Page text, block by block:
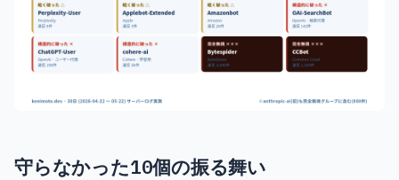
守らなかった10個の振る舞い